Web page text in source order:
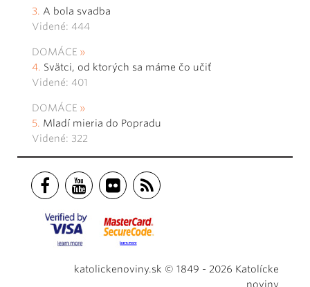
A bola svadba
Videné: 444
DOMÁCE
Svätci, od ktorých sa máme čo učiť
Videné: 401
DOMÁCE
Mladí mieria do Popradu
Videné: 322
katolickenoviny.sk © 1849 - 2026 Katolícke
noviny